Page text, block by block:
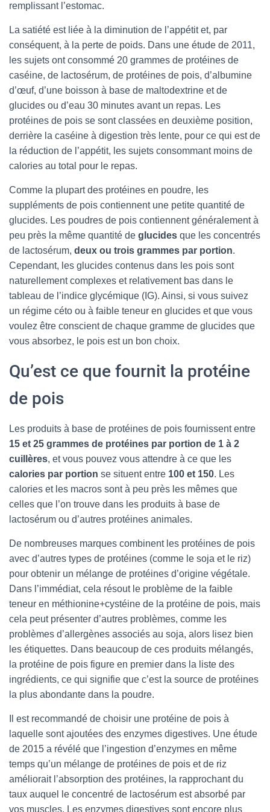
remplissant l’estomac.
La satiété est liée à la diminution de l’appétit et, par
conséquent, à la perte de poids. Dans une étude de 2011,
les sujets ont consommé 20 grammes de protéines de
caséine, de lactosérum, de protéines de pois, d’albumine
d’œuf, d’une boisson à base de maltodextrine et de
glucides ou d’eau 30 minutes avant un repas. Les
protéines de pois se sont classées en deuxième position,
derrière la caséine à digestion très lente, pour ce qui est de
la réduction de l’appétit, les sujets consommant moins de
calories au total pour le repas.
Comme la plupart des protéines en poudre, les
suppléments de pois contiennent une petite quantité de
glucides. Les poudres de pois contiennent généralement à
peu près la même quantité de glucides que les concentrés
de lactosérum, deux ou trois grammes par portion.
Cependant, les glucides contenus dans les pois sont
naturellement complexes et relativement bas dans le
tableau de l’indice glycémique (IG). Ainsi, si vous suivez
un régime céto ou à faible teneur en glucides et que vous
voulez être conscient de chaque gramme de glucides que
vous absorbez, le pois est un bon choix.
Qu’est ce que fournit la protéine
de pois
Les produits à base de protéines de pois fournissent entre
15 et 25 grammes de protéines par portion de 1 à 2
cuillères, et vous pouvez vous attendre à ce que les
calories par portion se situent entre 100 et 150. Les
calories et les macros sont à peu près les mêmes que
celles que l’on trouve dans les produits à base de
lactosérum ou d’autres protéines animales.
De nombreuses marques combinent les protéines de pois
avec d’autres types de protéines (comme le soja et le riz)
pour obtenir un mélange de protéines d’origine végétale.
Dans l’immédiat, cela résout le problème de la faible
teneur en méthionine+cystéine de la protéine de pois, mais
cela peut présenter d’autres problèmes, comme les
problèmes d’allergènes associés au soja, alors lisez bien
les étiquettes. Dans beaucoup de ces produits mélangés,
la protéine de pois figure en premier dans la liste des
ingrédients, ce qui signifie que c’est la source de protéines
la plus abondante dans la poudre.
Il est recommandé de choisir une protéine de pois à
laquelle sont ajoutées des enzymes digestives. Une étude
de 2015 a révélé que l’ingestion d’enzymes en même
temps qu’un mélange de protéines de pois et de riz
améliorait l’absorption des protéines, la rapprochant du
taux auquel le concentré de lactosérum est absorbé par
vos muscles. Les enzymes digestives sont encore plus